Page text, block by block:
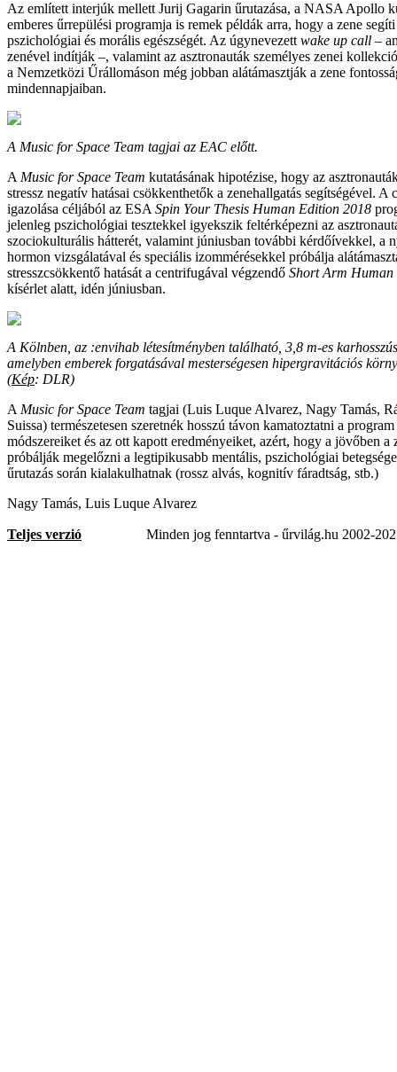
Az említett interjúk mellett Jurij Gagarin űrutazása, a NASA Apollo
emberes űrrepülési programja is remek példák arra, hogy a zene
pszichológiai és morális egészségét. Az úgynevezett wake up call –
zenével indítják –, valamint az asztronauták személyes zenei
a Nemzetközi Űrállomáson még jobban alátámasztják a zene
mindennapjaiban.
A Music for Space Team tagjai az EAC előtt.
A Music for Space Team kutatásának hipotézise, hogy az
stressz negatív hatásai csökkenthetők a zenehallgatás segítségével. A
igazolása céljából az ESA Spin Your Thesis Human Edition 2018
jelenleg pszichológiai tesztekkel igyekszik feltérképezni az
szociokulturális hátterét, valamint júniusban további kérdőívekkel, a
hormon vizsgálatával és speciális izommérésekkel próbálja
stresszcsökkentő hatását a centrifugával végzendő Short Arm Human
kísérlet alatt, idén júniusban.
A Kölnben, az :envihab létesítményben található, 3,8 m-es
amelyben emberek forgatásával mesterségesen hipergravitációs
(Kép: DLR)
A Music for Space Team tagjai (Luis Luque Alvarez, Nagy Tamás,
Suissa) természetesen szeretnék hosszú távon kamatoztatni a
módszereiket és az ott kapott eredményeiket, azért, hogy a jövőben a
próbálják megelőzni a legtipikusabb mentális, pszichológiai
űrutazás során kialakulhatnak (rossz alvás, kognitív fáradtság, stb.)
Nagy Tamás, Luis Luque Alvarez
Teljes verzió Minden jog fenntartva - űrvilág.hu 2002-